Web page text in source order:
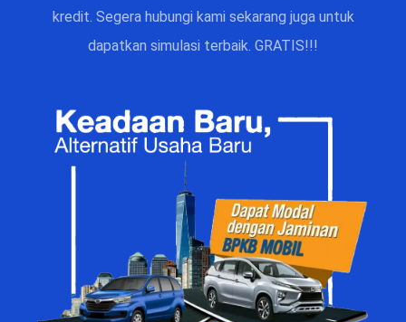
kredit. Segera hubungi kami sekarang juga untuk
dapatkan simulasi terbaik. GRATIS!!!